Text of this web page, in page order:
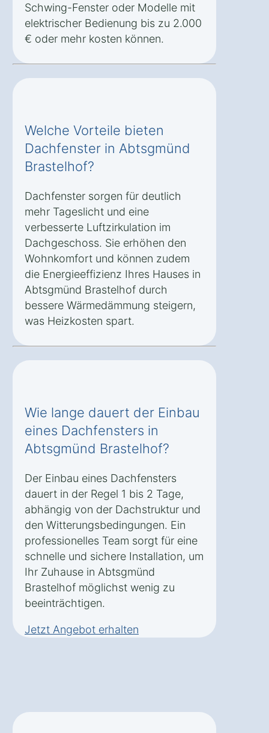
Schwing-Fenster oder Modelle mit
elektrischer Bedienung bis zu 2.000
€ oder mehr kosten können.
Welche Vorteile bieten
Dachfenster in Abtsgmünd
Brastelhof?
Dachfenster sorgen für deutlich
mehr Tageslicht und eine
verbesserte Luftzirkulation im
Dachgeschoss. Sie erhöhen den
Wohnkomfort und können zudem
die Energieeffizienz Ihres Hauses in
Abtsgmünd Brastelhof durch
bessere Wärmedämmung steigern,
was Heizkosten spart.
Wie lange dauert der Einbau
eines Dachfensters in
Abtsgmünd Brastelhof?
Der Einbau eines Dachfensters
dauert in der Regel 1 bis 2 Tage,
abhängig von der Dachstruktur und
den Witterungsbedingungen. Ein
professionelles Team sorgt für eine
schnelle und sichere Installation, um
Ihr Zuhause in Abtsgmünd
Brastelhof möglichst wenig zu
beeinträchtigen.
Jetzt Angebot erhalten